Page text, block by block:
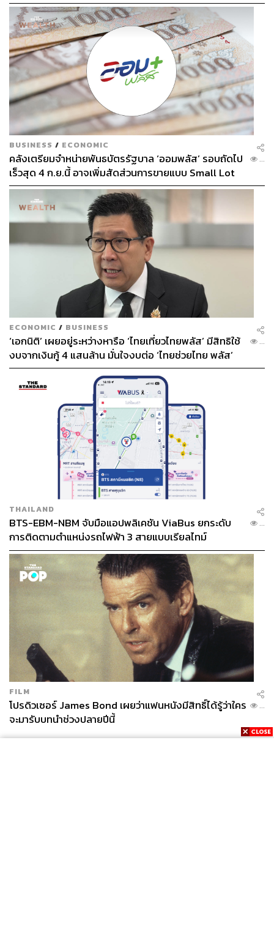
หลากวงการร่วมอาลัย
BUSINESS / ECONOMIC
คลังเตรียมจำหน่ายพันธบัตรรัฐบาล ‘ออมพลัส’ รอบถัดไป
เร็วสุด 4 ก.ย.นี้ อาจเพิ่มสัดส่วนการขายแบบ Small Lot
First มากขึ้น
...
ECONOMIC / BUSINESS
‘เอกนิติ’ เผยอยู่ระหว่างหารือ ‘ไทยเที่ยวไทยพลัส’ มีสิทธิใช้
งบจากเงินกู้ 4 แสนล้าน มั่นใจงบต่อ ‘ไทยช่วยไทย พลัส’
เฟส 2 มีเพียงพอ
...
THAILAND
BTS-EBM-NBM จับมือแอปพลิเคชัน ViaBus ยกระดับ
การติดตามตำแหน่งรถไฟฟ้า 3 สายแบบเรียลไทม์
...
FILM
โปรดิวเซอร์ James Bond เผยว่าแฟนหนังมีสิทธิ์ได้รู้ว่าใคร
จะมารับบทนำช่วงปลายปีนี้
...